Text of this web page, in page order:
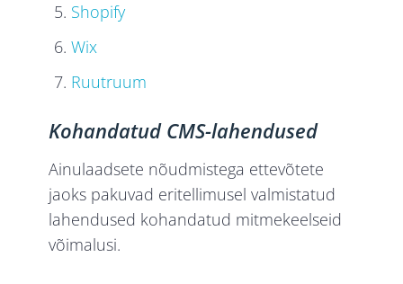
Shopify
Wix
Ruutruum
Kohandatud CMS-lahendused
Ainulaadsete nõudmistega ettevõtete
jaoks pakuvad eritellimusel valmistatud
lahendused kohandatud mitmekeelseid
võimalusi.